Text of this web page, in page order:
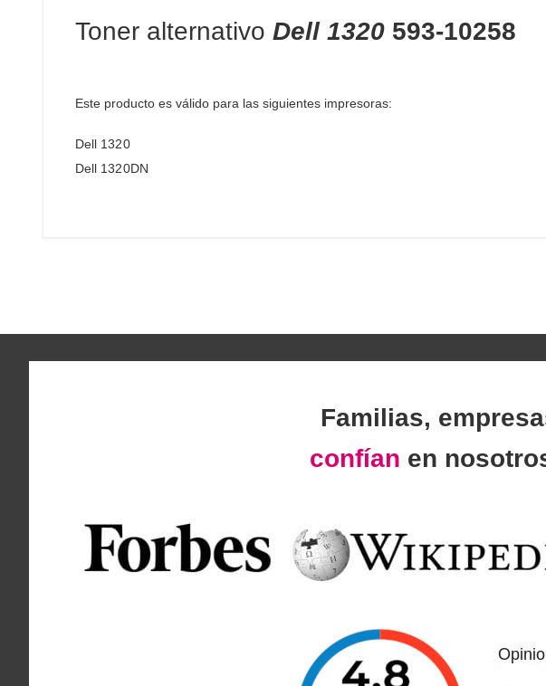
Toner alternativo Dell 1320 593-10258
Este producto es válido para las siguientes impresoras:
Dell 1320
Dell 1320DN
Familias,
confían en